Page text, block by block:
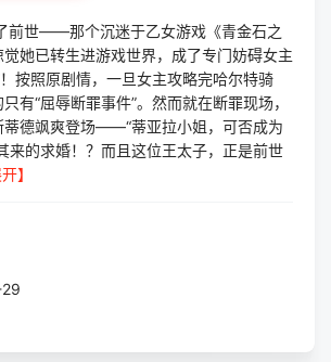
前世——那个沉迷于乙女游戏《青金石之
她已转生进游戏世界，成了专门妨碍女主
按照原剧情，一旦女主攻略完哈尔特骑
有“屈辱断罪事件”。然而就在断罪现场，
蒂德飒爽登场——“蒂亚拉小姐，可否成为
来的求婚！？而且这位王太子，正是前世
】